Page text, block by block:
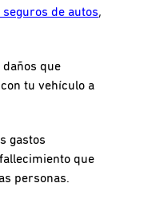
de autos,
que
tu vehículo a
gastos
que
personas.